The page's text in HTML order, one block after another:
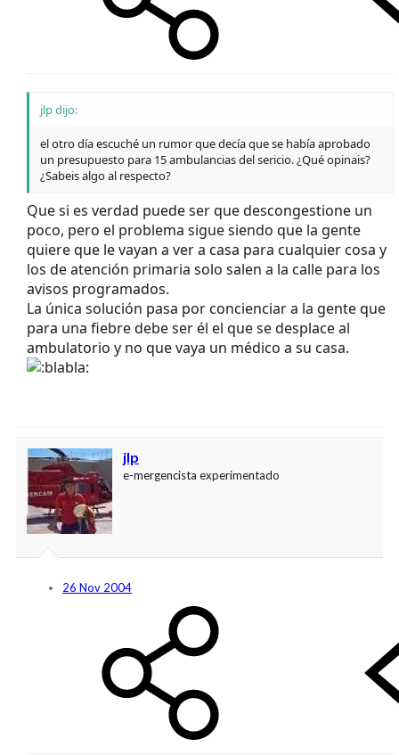
jlp dijo:
el otro día escuché un rumor que decía que se había aprobado
un presupuesto para 15 ambulancias del sericio. ¿Qué opinais?
¿Sabeis algo al respecto?
Que si es verdad puede ser que descongestione un
poco, pero el problema sigue siendo que la gente
quiere que le vayan a ver a casa para cualquier cosa y
los de atención primaria solo salen a la calle para los
avisos programados.
La única solución pasa por concienciar a la gente que
para una fiebre debe ser él el que se desplace al
ambulatorio y no que vaya un médico a su casa.
jlp
e-mergencista experimentado
26 Nov 2004